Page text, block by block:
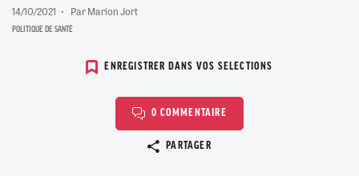
14/10/2021 Par Marion Jort
POLITIQUE DE SANTÉ
ENREGISTRER DANS VOS SELECTIONS
0 COMMENTAIRE
PARTAGER